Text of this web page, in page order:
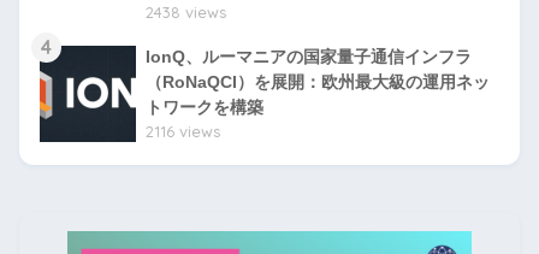
2438 views
4
IonQ、ルーマニアの国家量子通信インフラ
（RoNaQCI）を展開：欧州最大級の運用ネッ
トワークを構築
2116 views